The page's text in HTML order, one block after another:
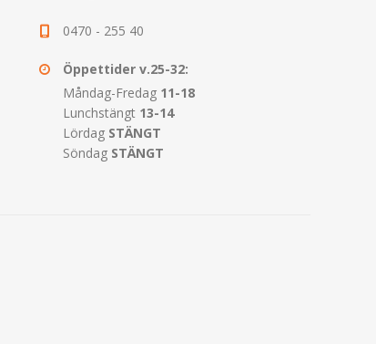
0470 - 255 40
Öppettider v.25-32:
Måndag-Fredag 11-18
Lunchstängt 13-14
Lördag STÄNGT
Söndag STÄNGT